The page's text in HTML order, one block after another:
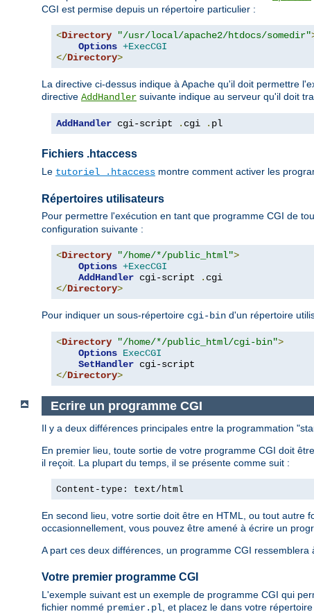
CGI est permise depuis un répertoire particulier :
<Directory "/usr/local/apache2/htdocs/somedir"
Options +ExecCGI
</Directory>
La directive ci-dessus indique à Apache qu'il doit permettre
directive AddHandler suivante indique au serveur qu'il doit
AddHandler cgi-script . cgi . pl
Fichiers .htaccess
Le tutoriel .htaccess montre comment activer les
Répertoires utilisateurs
Pour permettre l'exécution en tant que programme CGI de
configuration suivante :
<Directory "/home/*/public_html">
Options +ExecCGI
AddHandler cgi-script .
</Directory>
Pour indiquer un sous-répertoire cgi-bin d'un répertoire
<Directory "/home/*/public_html/cgi-bin">
Options ExecCGI
SetHandler
</Directory>
Ecrire un programme CGI
Il y a deux différences principales entre la programmation
En premier lieu, toute sortie de votre programme CGI doit
il reçoit. La plupart du temps, il se présente comme suit :
Content-type: text/html
En second lieu, votre sortie doit être en HTML, ou tout autre
occasionnellement, vous pouvez être amené à écrire un
A part ces deux différences, un programme CGI
Votre premier programme CGI
L'exemple suivant est un exemple de programme CGI qui
fichier nommé premier.pl , et placez le dans votre répertoire